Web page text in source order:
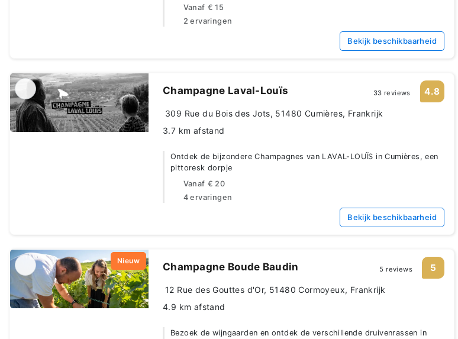
Vanaf € 15
2 ervaringen
Bekijk beschikbaarheid
Champagne Laval-Louïs 33 reviews 4.8
309 Rue du Bois des Jots, 51480 Cumières, Frankrijk
3.7 km afstand
Ontdek de bijzondere Champagnes van LAVAL-LOUÏS in Cumières, een
pittoresk dorpje
Vanaf € 20
4 ervaringen
Bekijk beschikbaarheid
Nieuw Champagne Boude Baudin 5 reviews 5
12 Rue des Gouttes d'Or, 51480 Cormoyeux, Frankrijk
4.9 km afstand
Bezoek de wijngaarden en ontdek de verschillende druivenrassen in